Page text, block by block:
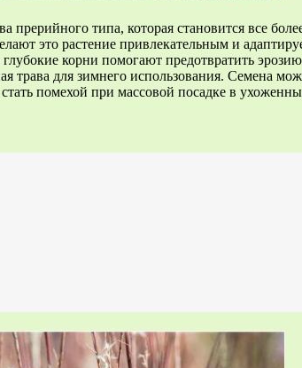
типа, которая становится все
это растение привлекательным и
корни помогают предотвратить
трава для зимнего использования. Семена
помехой при массовой посадке в